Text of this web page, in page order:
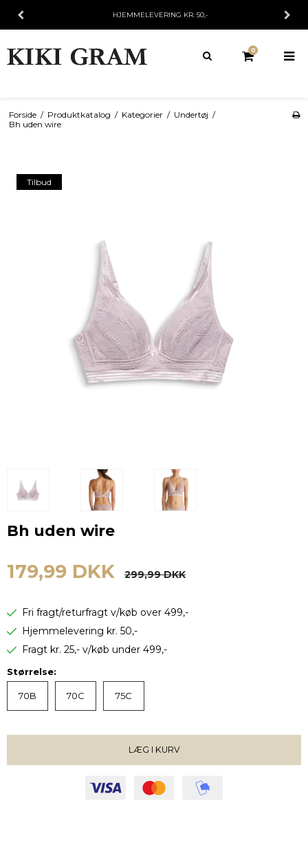
FRAGT KR. 25,- V/KØB UNDER 499,-
0
Forside / Produktkatalog / Kategorier / Undertøj /
Bh uden wire
Tilbud
Bh uden wire
179,99 DKK 299,99 DKK
Fri fragt/returfragt v/køb over 499,-
Hjemmelevering kr. 50,-
Fragt kr. 25,- v/køb under 499,-
Størrelse:
70B 70C 75C
LÆG I KURV
VÆLG STØRRELSE